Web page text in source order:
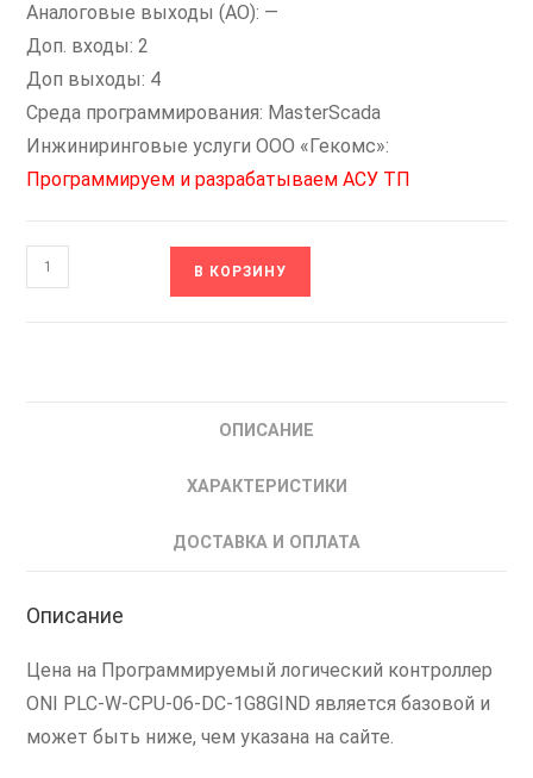
Аналоговые выходы (AO): —
Доп. входы: 2
Доп выходы: 4
Среда программирования: MasterScada
Инжиниринговые услуги ООО «Гекомс»:
Программируем и разрабатываем АСУ ТП
Количество
товара
CPU
IO
1GB
RAM
В КОРЗИНУ
ОПИСАНИЕ
ХАРАКТЕРИСТИКИ
ДОСТАВКА И ОПЛАТА
Описание
Цена на Программируемый логический контроллер
ONI PLC-W-CPU-06-DC-1G8GIND является базовой и
может быть ниже, чем указана на сайте.